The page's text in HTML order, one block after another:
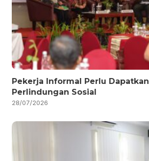
Pekerja Informal Perlu Dapatkan
Perlindungan Sosial
28/07/2026